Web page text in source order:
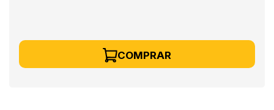
COMPRAR